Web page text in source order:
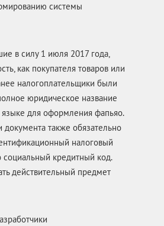
системы
в силу 1 июля 2017 года,
как покупателя товаров или
налогоплательщики были
юридическое название
для оформления фапьяо.
также обязательно
налоговый
социальный кредитный код.
действительный предмет